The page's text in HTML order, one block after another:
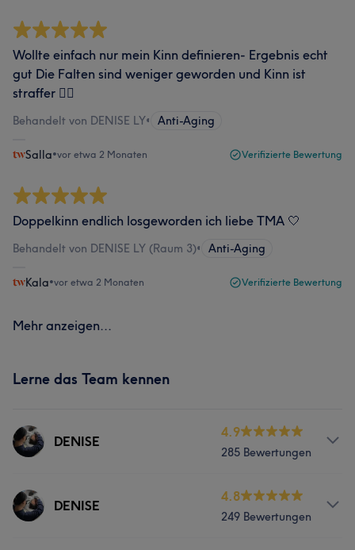
Wollte einfach nur mein Kinn definieren- Ergebnis echt
gut Die Falten sind weniger geworden und Kinn ist
straffer 👍🏻
Behandelt von DENISE LY• Anti-Aging
Salla•vor etwa 2 Monaten Verifizierte Bewertung
Doppelkinn endlich losgeworden ich liebe TMA 🤍
Behandelt von DENISE LY (Raum 3)• Anti-Aging
Kala•vor etwa 2 Monaten Verifizierte Bewertung
Mehr anzeigen...
Lerne das Team kennen
DENISE
4.9
285 Bewertungen
Services
DENISE
4.8
249 Bewertungen